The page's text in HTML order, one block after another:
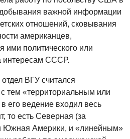
важной информации
отношений, сковывания
американцев,
ими политического или
интересам СССР.
ВГУ считался
тем «территориальным или
его ведение входил весь
то есть Северная (за
Южная Америки, и «линейным»